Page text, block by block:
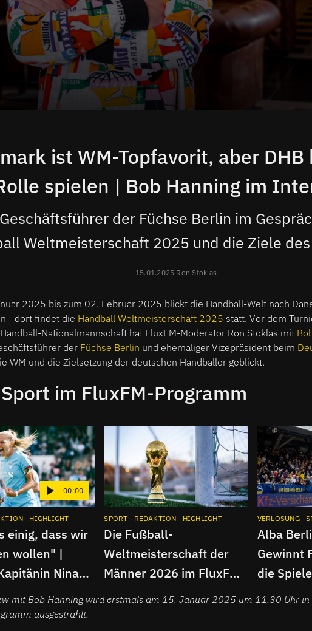
ist WM-Topfavorit, aber
spielen | Bob Hanning im
der Füchse Berlin im
Weltmeisterschaft 2025 und die Ziele des
15.01.2025 Ron Stoklas
2025 bis zum 02. Februar 2025 blickt die Handball-Welt nach
- dort findet die Handball Weltmeisterschaft 2025 statt. Vor dem
Nationalmannschaft hat FluxFM-Moderator Ron Stoklas mit
der Füchse Berlin und ehemaliger Vizepräsident beim
WM und die Zielsetzung der deutschen Handballer geblickt.
im FluxFM-Programm
00:00
HIGHLIGHT INTERVIEW APP INSTAGRAM
einig, dass wir
wollen" |
Nina
Interview
SPORT REDAKTION HIGHLIGHT INSTAGRAM
Die Fußball-
Weltmeisterschaft der
Männer 2026 im FluxFM-
Programm | Fluxballer
VERLOSUNG
Alba
Gewinnt
die
mit Bob Hanning wird erstmals am 15. Januar 2025 um 11.30 Uhr in
ausgestrahlt.